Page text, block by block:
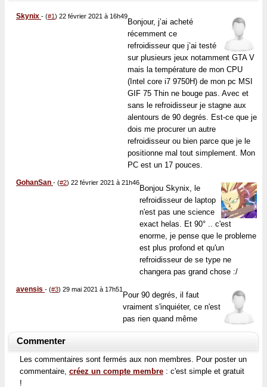
Skynix - (#1) 22 février 2021 à 16h49
Bonjour, j’ai acheté
récemment ce
refroidisseur que j’ai testé
sur plusieurs jeux notamment GTA V
mais la température de mon CPU
(Intel core i7 9750H) de mon pc MSI
GIF 75 Thin ne bouge pas. Avec et
sans le refroidisseur je stagne aux
alentours de 90 degrés. Est-ce que je
dois me procurer un autre
refroidisseur ou bien parce que je le
positionne mal tout simplement. Mon
PC est un 17 pouces.
GohanSan - (#2) 22 février 2021 à 21h46
Bonjou Skynix, le
refroidisseur de laptop
n'est pas une science
exact helas. Et 90° .. c'est
enorme, je pense que le probleme
est plus profond et qu'un
refroidisseur de se type ne
changera pas grand chose :/
avensis - (#3) 29 mai 2021 à 17h51
Pour 90 degrés, il faut
vraiment s'inquiéter, ce n'est
pas rien quand même
Commenter
Les commentaires sont fermés aux non membres. Pour poster un
commentaire, créez un compte membre : c'est simple et gratuit
!